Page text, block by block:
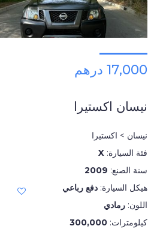
17,000 درهم
نيسان اكستيرا
نيسان > اكستيرا
فئة السيارة: X
سنة الصنع: 2009
هيكل السيارة: دفع رباعي
اللون: رمادي
كيلومترات: 300,000